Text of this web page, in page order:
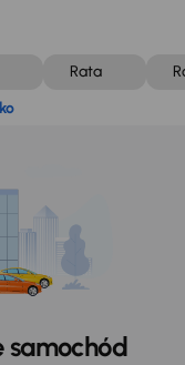
Rata
samochód